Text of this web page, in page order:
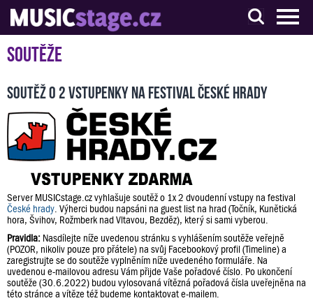
S muzikanty pro muzikanty
Soutěže
Soutěž o 2 vstupenky na festival České hrady
Server MUSICstage.cz vyhlašuje soutěž o 1x 2 dvoudenní vstupy na festival
České hrady . Výherci budou napsáni na guest list na hrad (Točník, Kunětická
hora, Švihov, Rožmberk nad Vltavou, Bezděz), který si sami vyberou.
Pravidla: Nasdílejte níže uvedenou stránku s vyhlášením soutěže veřejně
(POZOR, nikoliv pouze pro přátele) na svůj Facebookový profil (Timeline) a
zaregistrujte se do soutěže vyplněním níže uvedeného formuláře. Na
uvedenou e-mailovou adresu Vám přijde Vaše pořadové číslo. Po ukončení
soutěže (30.6.2022) budou vylosovaná vítězná pořadová čísla uveřejněna na
této stránce a vítěze též budeme kontaktovat e-mailem.